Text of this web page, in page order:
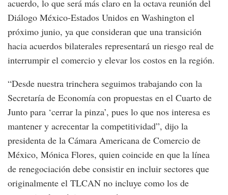
acuerdo, lo que será más claro en la octava reunión del
Diálogo México-Estados Unidos en Washington el
próximo junio, ya que consideran que una transición
hacia acuerdos bilaterales representará un riesgo real de
interrumpir el comercio y elevar los costos en la región.
“Desde nuestra trinchera seguimos trabajando con la
Secretaría de Economía con propuestas en el Cuarto de
Junto para ‘cerrar la pinza’, pues lo que nos interesa es
mantener y acrecentar la competitividad”, dijo la
presidenta de la Cámara Americana de Comercio de
México, Mónica Flores, quien coincide en que la línea
de renegociación debe consistir en incluir sectores que
originalmente el TLCAN no incluye como los de